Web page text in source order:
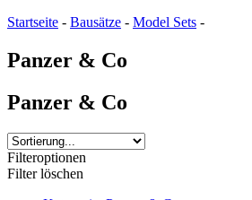
Startseite - Bausätze - Model Sets -
Panzer & Co
Panzer & Co
Filteroptionen
Filter löschen